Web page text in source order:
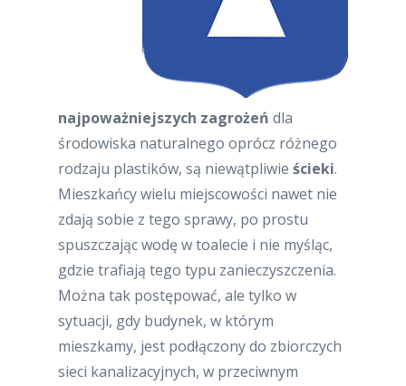
najpoważniejszych zagrożeń dla
środowiska naturalnego oprócz różnego
rodzaju plastików, są niewątpliwie ścieki.
Mieszkańcy wielu miejscowości nawet nie
zdają sobie z tego sprawy, po prostu
spuszczając wodę w toalecie i nie myśląc,
gdzie trafiają tego typu zanieczyszczenia.
Można tak postępować, ale tylko w
sytuacji, gdy budynek, w którym
mieszkamy, jest podłączony do zbiorczych
sieci kanalizacyjnych, w przeciwnym